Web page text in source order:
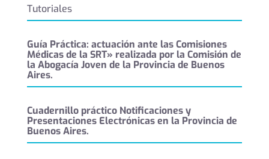
Tutoriales
Guía Práctica: actuación ante las Comisiones
Médicas de la SRT» realizada por la Comisión de
la Abogacía Joven de la Provincia de Buenos
Aires.
Cuadernillo práctico Notificaciones y
Presentaciones Electrónicas en la Provincia de
Buenos Aires.